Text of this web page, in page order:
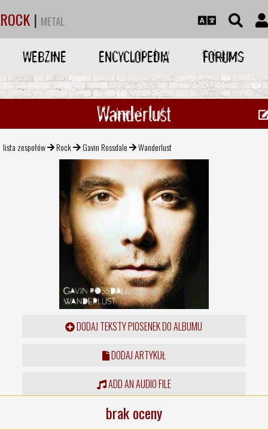
ROCK | METAL
WEBZINE ENCYCLOPEDIA FORUMS
Wanderlust
lista zespołów Rock Gavin Rossdale Wanderlust
DODAJ TEKSTY PIOSENEK DO ALBUMU
DODAJ ARTYKUŁ
ADD AN AUDIO FILE
brak oceny